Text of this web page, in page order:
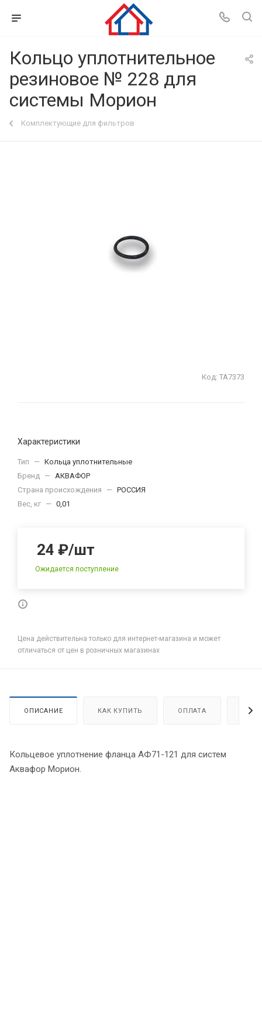
Кольцо уплотнительное
резиновое № 228 для
системы Морион
Комплектующие для фильтров
Код: ТА7373
Характеристики
Тип — Кольца уплотнительные
Бренд — АКВАФОР
Страна происхождения
— РОССИЯ
Вес, кг — 0,01
24 ₽/шт
Ожидается поступление
Цена действительна только для интернет-магазина и может
отличаться от цен в розничных магазинах
ОПИСАНИЕ КАК КУПИТЬ ОПЛАТА
Кольцевое уплотнение фланца АФ71-121 для систем
Аквафор Морион.